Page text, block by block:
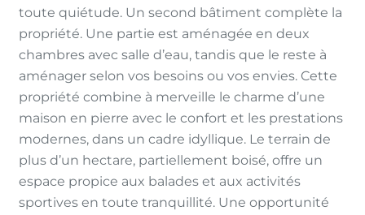
toute quiétude. Un second bâtiment complète la
propriété. Une partie est aménagée en deux
chambres avec salle d’eau, tandis que le reste à
aménager selon vos besoins ou vos envies. Cette
propriété combine à merveille le charme d’une
maison en pierre avec le confort et les prestations
modernes, dans un cadre idyllique. Le terrain de
plus d’un hectare, partiellement boisé, offre un
espace propice aux balades et aux activités
sportives en toute tranquillité. Une opportunité